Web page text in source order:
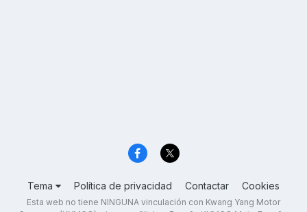
Tema Política de privacidad Contactar Cookies
Esta web no tiene NINGUNA vinculación con Kwang Yang Motor